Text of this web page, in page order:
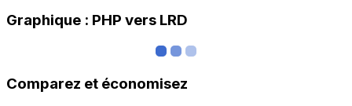
Graphique : PHP vers LRD
Comparez et économisez